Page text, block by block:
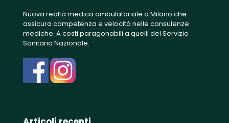
Nuova realtà medica ambulatoriale a Milano che
assicura competenza e velocità nelle consulenze
mediche. A costi paragonabili a quelli del Servizio
Sanitario Nazionale.